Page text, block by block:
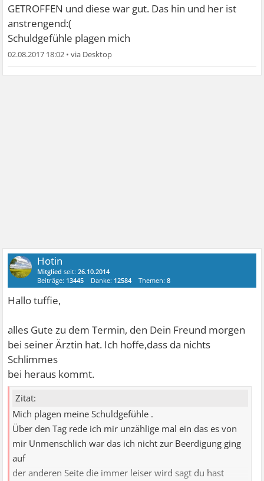
GETROFFEN und diese war gut. Das hin und her ist
anstrengend:(
Schuldgefühle plagen mich
02.08.2017 18:02 •
Hotin
Mitglied seit:26.10.2014
Beiträge: 13445 Danke: 12584 Themen:8
Hallo tuffie,
alles Gute zu dem Termin, den Dein Freund morgen
bei seiner Ärztin hat. Ich hoffe,dass da nichts
Schlimmes
bei heraus kommt.
Zitat:
Mich plagen meine Schuldgefühle .
Über den Tag rede ich mir unzählige mal ein das es von
mir Unmenschlich war das ich nicht zur Beerdigung ging
auf
der anderen Seite die immer leiser wird sagt du hast